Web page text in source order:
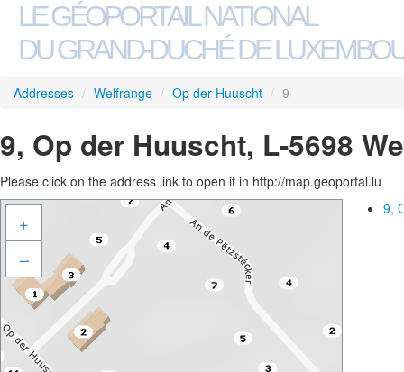
LE GÉOPORTAIL NATIONAL
DU GRAND-DUCHÉ DE
Addresses / Welfrange / Op der Huuscht / 9
9, Op der Huuscht, L-5698
Please click on the address link to open it in http://map.geoportal.lu
+
–
9,